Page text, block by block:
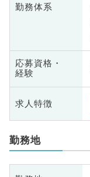
勤務体系
応募資格・
経験
求人特徴
勤務地